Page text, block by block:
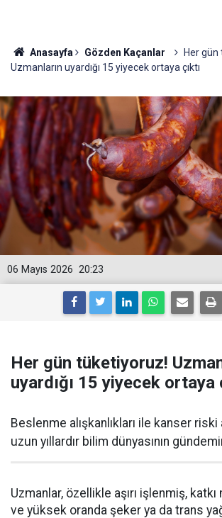
Anasayfa Gözden Kaçanlar
Her
Uzmanların uyardığı 15 yiyecek ortaya çıktı
20:23
06 Mayıs 2026
Her gün tüketiyoruz!
uyardığı 15 yiyecek ortaya
Beslenme alışkanlıkları ile kanser
uzun yıllardır bilim dünyasının
Uzmanlar, özellikle aşırı işlenmiş,
ve yüksek oranda şeker ya da trans yağ